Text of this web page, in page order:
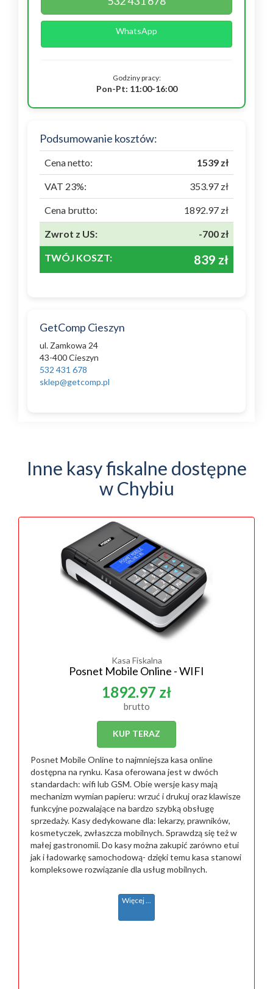
WhatsApp
Godziny pracy:
Pon-Pt: 11:00-16:00
Podsumowanie kosztów:
Cena netto: 1539 zł
VAT 23%: 353.97 zł
Cena brutto: 1892.97 zł
Zwrot z US: -700 zł
TWÓJ KOSZT: 839 zł
GetComp Cieszyn
ul. Zamkowa 24
43-400 Cieszyn
532 431 678
sklep@getcomp.pl
Inne kasy fiskalne dostępne
w Chybiu
Kasa Fiskalna
Posnet Mobile Online - WIFI
1892.97 zł
brutto
KUP TERAZ
Posnet Mobile Online to najmniejsza kasa online
dostępna na rynku. Kasa oferowana jest w dwóch
standardach: wifi lub GSM. Obie wersje kasy mają
mechanizm wymian papieru: wrzuć i drukuj oraz klawisze
funkcyjne pozwalające na bardzo szybką obsługę
sprzedaży. Kasy dedykowane dla: lekarzy, prawników,
kosmetyczek, zwłaszcza mobilnych. Sprawdzą się też w
małej gastronomii. Do kasy można zakupić zarówno etui
jak i ładowarkę samochodową- dzięki temu kasa stanowi
kompleksowe rozwiązanie dla usług mobilnych.
Więcej ...